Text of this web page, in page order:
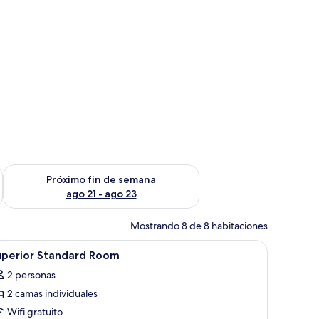
semana ago 14 - ago 16
Próximo fin de semana
ago 21 - ago 23
Consulta la disponibilidad para el próximo fin de semana
Mostrando 8 de 8 habitaciones
Habitación de hotel con dos camas, un
2 Standard Room
2 personas
2 camas individuales
Wifi gratuito